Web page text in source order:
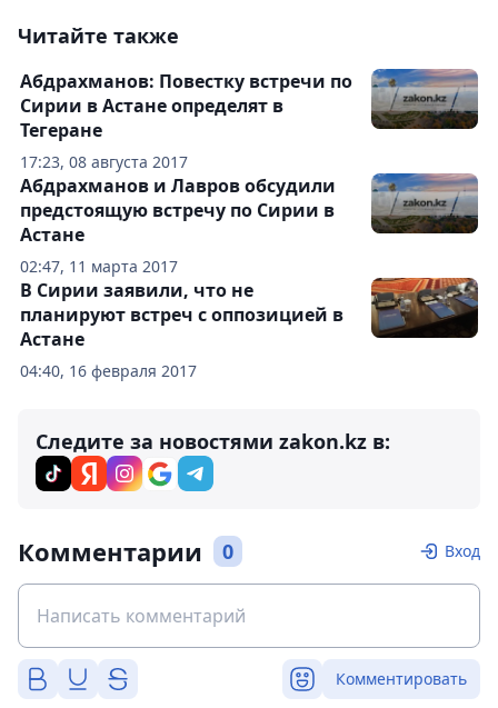
Читайте также
17:23, 08 августа 2017
Абдрахманов: Повестку встречи по
Сирии в Астане определят в
Тегеране
02:47, 11 марта 2017
Абдрахманов и Лавров обсудили
предстоящую встречу по Сирии в
Астане
04:40, 16 февраля 2017
В Сирии заявили, что не
планируют встреч с оппозицией в
Астане
Следите за новостями zakon.kz в:
Комментарии 0 Вход
Комментировать